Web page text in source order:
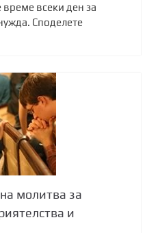
всеки ден за
Споделете
молитва за
и